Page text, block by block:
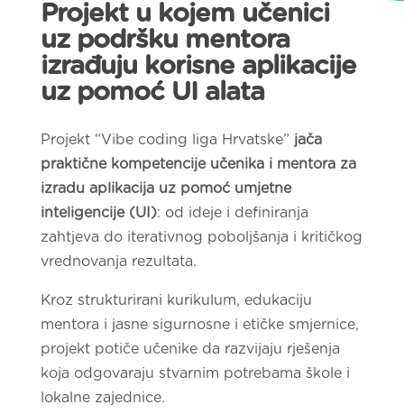
Projekt u kojem učenici
uz podršku mentora
izrađuju korisne aplikacije
uz pomoć UI alata
Projekt “Vibe coding liga Hrvatske” jača
praktične kompetencije učenika i mentora za
izradu aplikacija uz pomoć umjetne
inteligencije (UI): od ideje i definiranja
zahtjeva do iterativnog poboljšanja i kritičkog
vrednovanja rezultata.
Kroz strukturirani kurikulum, edukaciju
mentora i jasne sigurnosne i etičke smjernice,
projekt potiče učenike da razvijaju rješenja
koja odgovaraju stvarnim potrebama škole i
lokalne zajednice.